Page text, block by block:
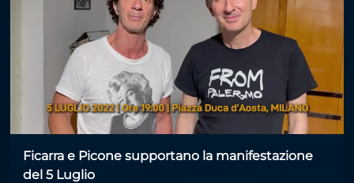
Ficarra e Picone supportano la manifestazione
del 5 Luglio